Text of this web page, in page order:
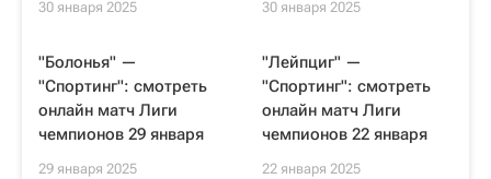
30 января 2025 30 января 2025
"Болонья" —
"Спортинг": смотреть
онлайн матч Лиги
чемпионов 29 января
29 января 2025
"Лейпциг" —
"Спортинг": смотреть
онлайн матч Лиги
чемпионов 22 января
22 января 2025